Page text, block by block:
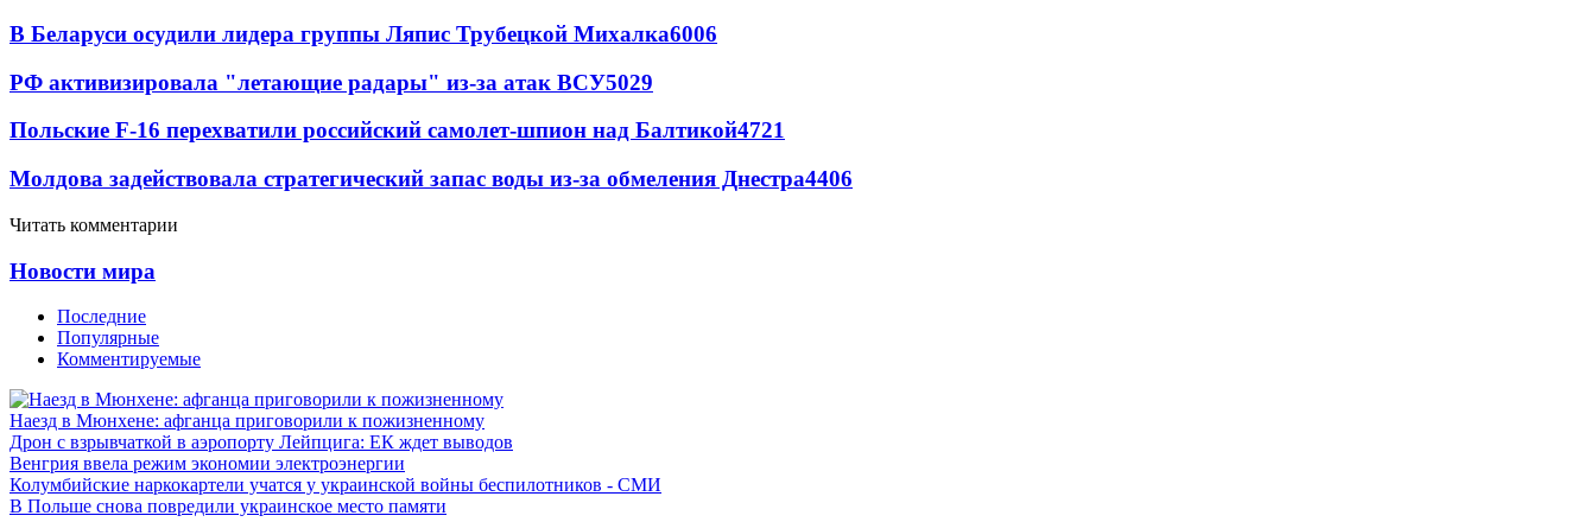
В Беларуси осудили лидера группы Ляпис Трубецкой Михалка6006
РФ активизировала "летающие радары" из-за атак ВСУ5029
Польские F-16 перехватили российский самолет-шпион над Балтикой4721
Молдова задействовала стратегический запас воды из-за обмеления Днестра4406
Читать комментарии
Новости мира
Последние
Популярные
Комментируемые
Наезд в Мюнхене: афганца приговорили к пожизненному
Дрон с взрывчаткой в аэропорту Лейпцига: ЕК ждет выводов
Венгрия ввела режим экономии электроэнергии
Колумбийские наркокартели учатся у украинской войны беспилотников - СМИ
В Польше снова повредили украинское место памяти